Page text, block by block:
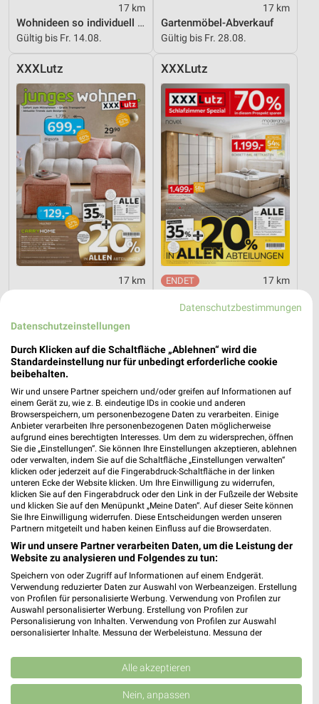
17 km
Wohnideen so individuell wie du!
Gültig bis Fr. 14.08.
17 km
Gartenmöbel-Abverkauf
Gültig bis Fr. 28.08.
XXXLutz
17 km
XXXLutz
17 km
Noch heute gültig
11 km
Angebote ab 03.08.
Noch morgen gültig
17 km
Noch heute gültig
XXXLutz XXXLutz
Datenschutzbestimmungen
Datenschutzeinstellungen
Durch Klicken auf die Schaltfläche „Ablehnen“ wird die
Standardeinstellung nur für unbedingt erforderliche cookie
beibehalten.
Wir und unsere Partner speichern und/oder greifen auf Informationen auf
einem Gerät zu, wie z. B. eindeutige IDs in cookie und anderen
Browserspeichern, um personenbezogene Daten zu verarbeiten. Einige
Anbieter verarbeiten Ihre personenbezogenen Daten möglicherweise
aufgrund eines berechtigten Interesses. Um dem zu widersprechen, öffnen
Sie die „Einstellungen“. Sie können Ihre Einstellungen akzeptieren, ablehnen
oder verwalten, indem Sie auf die Schaltfläche „Einstellungen verwalten“
klicken oder jederzeit auf die Fingerabdruck-Schaltfläche in der linken
unteren Ecke der Website klicken. Um Ihre Einwilligung zu widerrufen,
klicken Sie auf den Fingerabdruck oder den Link in der Fußzeile der Website
und klicken Sie auf den Menüpunkt „Meine Daten“. Auf dieser Seite können
Sie Ihre Einwilligung widerrufen. Diese Entscheidungen werden unseren
Partnern mitgeteilt und haben keinen Einfluss auf die Browserdaten.
Wir und unsere Partner verarbeiten Daten, um die Leistung der
Website zu analysieren und Folgendes zu tun:
Speichern von oder Zugriff auf Informationen auf einem Endgerät.
Verwendung reduzierter Daten zur Auswahl von Werbeanzeigen. Erstellung
von Profilen für personalisierte Werbung. Verwendung von Profilen zur
Auswahl personalisierter Werbung. Erstellung von Profilen zur
Personalisierung von Inhalten. Verwendung von Profilen zur Auswahl
personalisierter Inhalte. Messung der Werbeleistung. Messung der
Kombinationen von Daten aus verschiedenen Quellen. Entwicklung und
Verbesserung der Angebote. Verwendung reduzierter Daten zur Auswahl
von Inhalten.
Daten können außerhalb der Europäischen Union weitergegeben und in die
USA gesendet werden.
Alle akzeptieren
Nein, anpassen